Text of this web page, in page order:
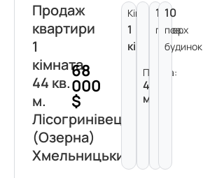
Продаж
квартири
1
кімната
44 кв.
м.
Лісогринівецька
(Озерна)
Хмельницький
68
000
$
Кімнат:
1
кімната
Площа:
44
м²
10
поверх
10
пов.
будинок